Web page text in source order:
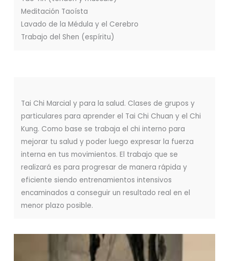
Meditación Taoísta
Lavado de la Médula y el Cerebro
Trabajo del Shen (espíritu)
Tai Chi Marcial y para la salud. Clases de grupos y
particulares para aprender el Tai Chi Chuan y el Chi
Kung. Como base se trabaja el chi interno para
mejorar tu salud y poder luego expresar la fuerza
interna en tus movimientos. El trabajo que se
realizará es para progresar de manera rápida y
eficiente siendo entrenamientos intensivos
encaminados a conseguir un resultado real en el
menor plazo posible.